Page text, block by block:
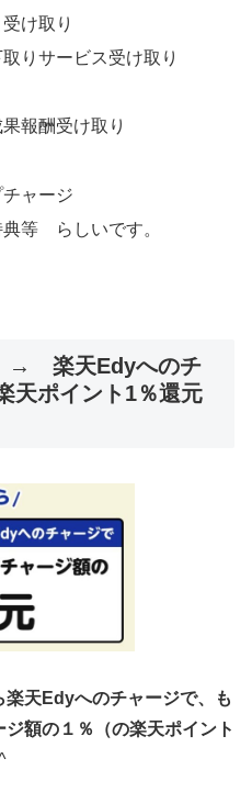
け取り
りサービス受け取り
報酬受け取り
ャージ
等 らしいです。
→ 楽天Edyへのチ
天ポイント1％還元
楽天Edyへのチャージで、も
額の１％（の楽天ポイント